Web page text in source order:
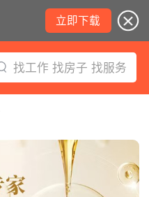
立即下载
找工作 找房子 找服务